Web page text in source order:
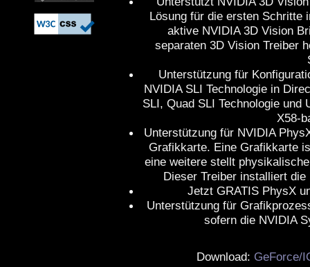
Lösung für die ersten Schritte
aktive NVIDIA 3D Vision
separaten 3D Vision Treiber
Unterstützung für
NVIDIA SLI Technologie in
SLI, Quad SLI Technologie
X58-
Unterstützung für NVIDIA
Grafikkarte. Eine Grafikkarte
eine weitere stellt
Dieser Treiber installiert
Jetzt GRATIS PhysX
Unterstützung für
sofern die NVIDIA
Download: GeForce/